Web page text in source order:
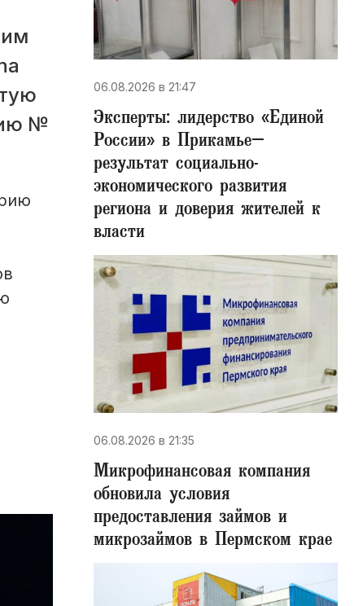
№
06.08.2026 в 21:47
Эксперты: лидерство «Единой
России» в Прикамье–
результат социально-
экономического развития
региона и доверия жителей к
власти
06.08.2026 в 21:35
Микрофинансовая компания
обновила условия
предоставления займов и
микрозаймов в Пермском крае